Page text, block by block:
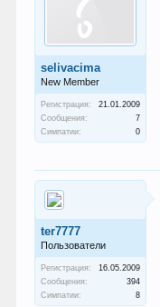
selivacima
New Member
Регистрация:
21.01.2009
Сообщения:
7
Симпатии:
0
ter7777
Пользователи
Регистрация:
16.05.2009
Сообщения:
394
Симпатии:
8